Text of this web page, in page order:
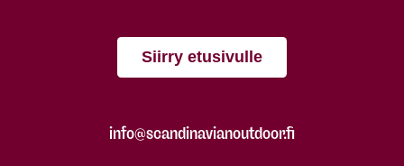
Siirry etusivulle
info@scandinavianoutdoor.fi